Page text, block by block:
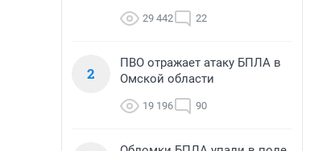
29 442 22
2
ПВО отражает атаку БПЛА в
Омской области
19 196 90